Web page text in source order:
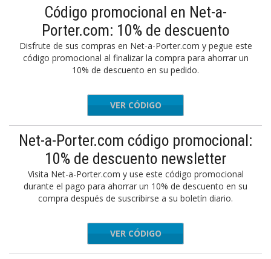
Código promocional en Net-a-
Porter.com: 10% de descuento
Disfrute de sus compras en Net-a-Porter.com y pegue este
código promocional al finalizar la compra para ahorrar un
10% de descuento en su pedido.
P10WLM
VER CÓDIGO
Net-a-Porter.com código promocional:
10% de descuento newsletter
Visita Net-a-Porter.com y use este código promocional
durante el pago para ahorrar un 10% de descuento en su
compra después de suscribirse a su boletín diario.
GIFT10
VER CÓDIGO